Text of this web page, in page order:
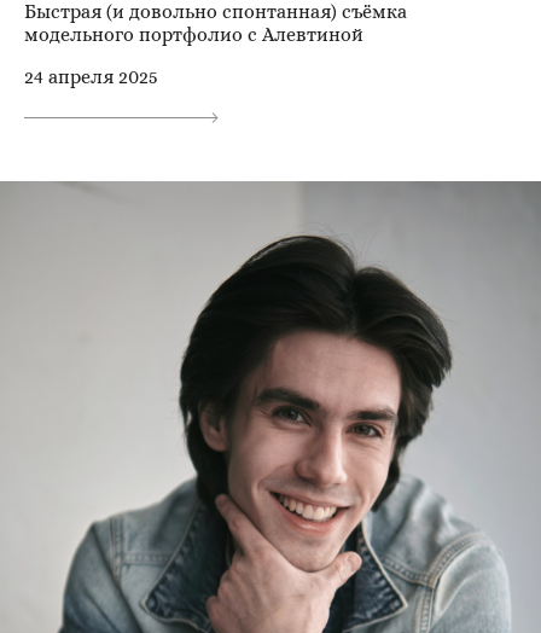
Быстрая (и довольно спонтанная) съёмка
модельного портфолио с Алевтиной
24 апреля 2025